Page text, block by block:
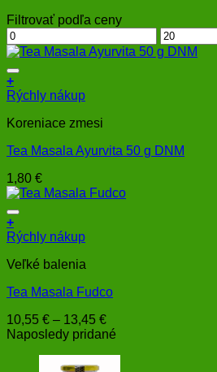
Filtrovať podľa ceny
Minimálna
cena
Maximálna
cena
+
Rýchly nákup
Koreniace zmesi
Tea Masala Ayurvita 50 g DNM
1,80 €
+
Tento
má
variantov.
si
môžete
vybrať
Rýchly nákup
Veľké balenia
Tea Masala Fudco
10,55 € – 13,45 €Price
range:
Naposledy pridané